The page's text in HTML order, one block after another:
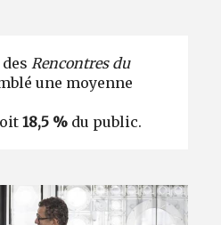
Rencontres du
une moyenne
18,5 % du public.